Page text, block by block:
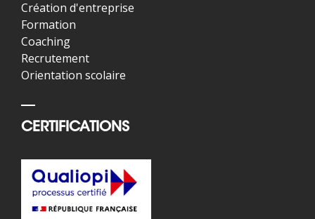
Création d'entreprise
Formation
Coaching
Recrutement
Orientation scolaire
CERTIFICATIONS